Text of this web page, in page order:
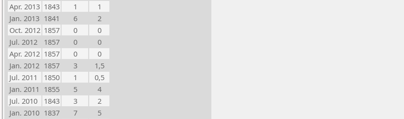
Apr. 2013 1843 1
1
Jan. 2013 1841 6
2
Oct. 2012 1857 0
0
Jul. 2012
1857 0
0
Apr. 2012 1857 0
0
Jan. 2012 1857 3
1,5
Jul. 2011
1850 1
0,5
Jan. 2011 1855 5
4
Jul. 2010
1843 3
2
Jan. 2010 1837 7
5